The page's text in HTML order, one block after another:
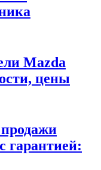
Mazda
цены
гарантией: